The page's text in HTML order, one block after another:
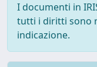
I documenti in
tutti i diritti sono
indicazione.